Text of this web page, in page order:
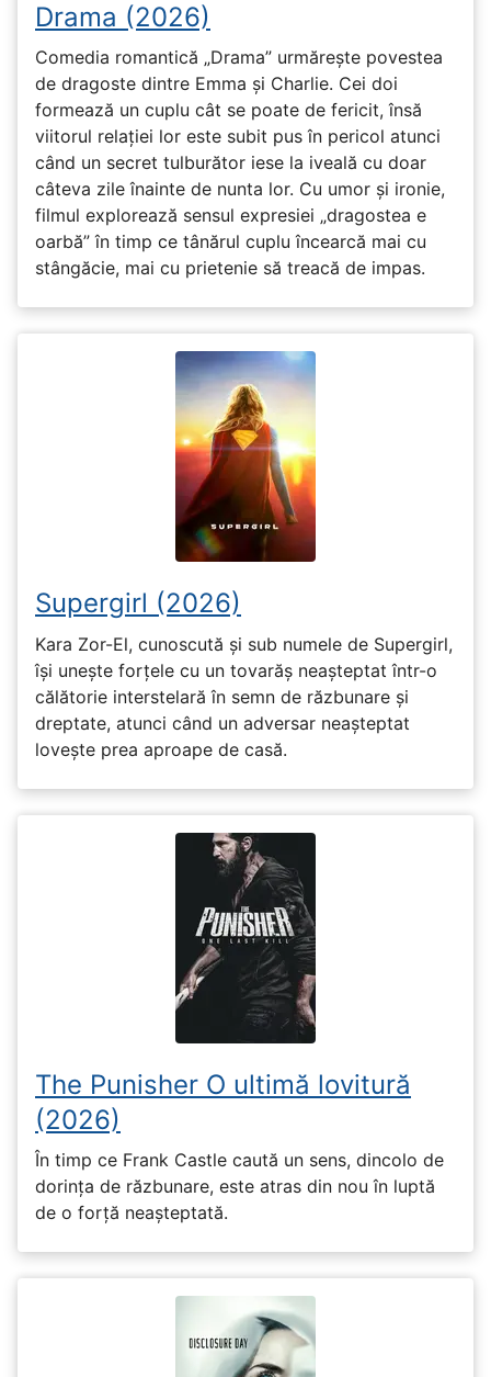
Drama (2026)
Comedia romantică „Drama” urmărește povestea
de dragoste dintre Emma și Charlie. Cei doi
formează un cuplu cât se poate de fericit, însă
viitorul relației lor este subit pus în pericol atunci
când un secret tulburător iese la iveală cu doar
câteva zile înainte de nunta lor. Cu umor și ironie,
filmul explorează sensul expresiei „dragostea e
oarbă” în timp ce tânărul cuplu încearcă mai cu
stângăcie, mai cu prietenie să treacă de impas.
Supergirl (2026)
Kara Zor-El, cunoscută și sub numele de Supergirl,
își unește forțele cu un tovarăș neașteptat într-o
călătorie interstelară în semn de răzbunare și
dreptate, atunci când un adversar neașteptat
lovește prea aproape de casă.
The Punisher O ultimă lovitură
(2026)
În timp ce Frank Castle caută un sens, dincolo de
dorința de răzbunare, este atras din nou în luptă
de o forță neașteptată.